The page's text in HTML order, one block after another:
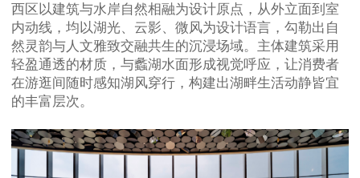
西区以建筑与水岸自然相融为设计原点，从外立面到室
内动线，均以湖光、云影、微风为设计语言，勾勒出自
然灵韵与人文雅致交融共生的沉浸场域。主体建筑采用
轻盈通透的材质，与蠡湖水面形成视觉呼应，让消费者
在游逛间随时感知湖风穿行，构建出湖畔生活动静皆宜
的丰富层次。